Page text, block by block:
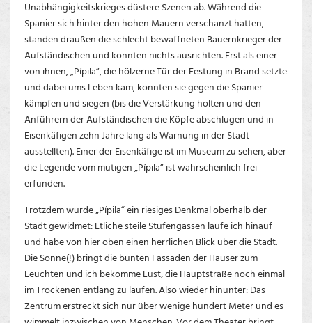
Unabhängigkeitskrieges düstere Szenen ab. Während die
Spanier sich hinter den hohen Mauern verschanzt hatten,
standen draußen die schlecht bewaffneten Bauernkrieger der
Aufständischen und konnten nichts ausrichten. Erst als einer
von ihnen, „Pípila“, die hölzerne Tür der Festung in Brand setzte
und dabei ums Leben kam, konnten sie gegen die Spanier
kämpfen und siegen (bis die Verstärkung holten und den
Anführern der Aufständischen die Köpfe abschlugen und in
Eisenkäfigen zehn Jahre lang als Warnung in der Stadt
ausstellten). Einer der Eisenkäfige ist im Museum zu sehen, aber
die Legende vom mutigen „Pípila“ ist wahrscheinlich frei
erfunden.
Trotzdem wurde „Pípila“ ein riesiges Denkmal oberhalb der
Stadt gewidmet: Etliche steile Stufengassen laufe ich hinauf
und habe von hier oben einen herrlichen Blick über die Stadt.
Die Sonne(!) bringt die bunten Fassaden der Häuser zum
Leuchten und ich bekomme Lust, die Hauptstraße noch einmal
im Trockenen entlang zu laufen. Also wieder hinunter: Das
Zentrum erstreckt sich nur über wenige hundert Meter und es